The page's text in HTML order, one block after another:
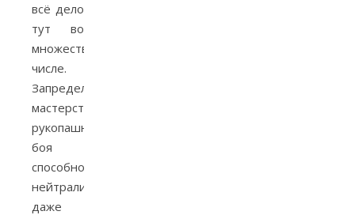
всё дело
тут во
множественном
числе.
Запредельное
мастерство
рукопашного
боя
способно
нейтрализовать
даже